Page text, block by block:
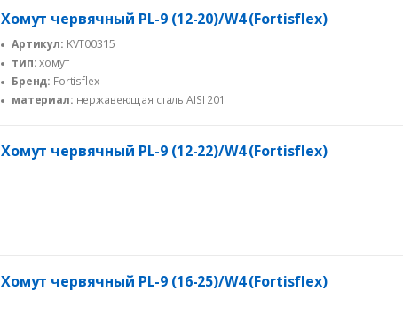
Хомут червячный PL-9 (12-20)/W4 (Fortisflex)
Артикул: KVT00315
тип:хомут
Бренд: Fortisflex
материал: нержавеющая сталь AISI 201
Хомут червячный PL-9 (12-22)/W4 (Fortisflex)
Хомут червячный PL-9 (16-25)/W4 (Fortisflex)